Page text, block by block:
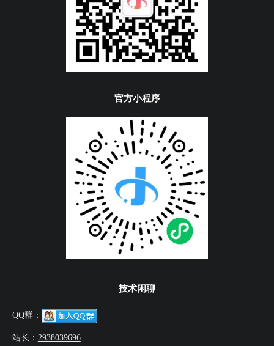
官方小程序
技术闲聊
QQ群：
站长： 2938039696